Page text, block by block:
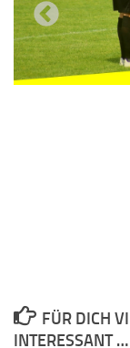
Previous
FÜR DICH
INTERESSANT …